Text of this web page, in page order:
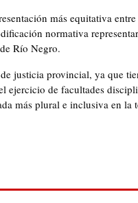
más equitativa
normativa
Río Negro.
justicia provincial, ya que
ejercicio de facultades
más plural e inclusiva en la